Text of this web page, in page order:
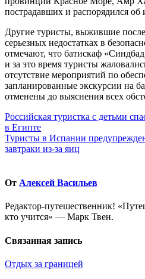
пострадавших и распорядился об
Другие туристы, выжившие
серьезных недостатках в
отмечают, что батискаф
и за это время туристы
отсутствие мероприятий по
запланированные экскурсии на
отменены до выяснения всех
Навигация
по
записям
Российская туристка с детьми
в Египте
Туристы в Испании
завтраки из-за яиц
От Алексей Васильев
Редактор-путешественник!
кто учится» — Марк Твен.
Связанная запись
Отдых за границей